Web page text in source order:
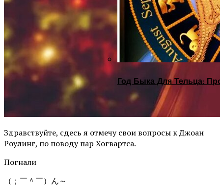
Год Быка Для Тельца:
Здравствуйте, сдесь я отмечу свои вопросы к Джоан
Роулинг, по поводу пар Хогвартса.
Погнали
（；￣＾￣）ん～